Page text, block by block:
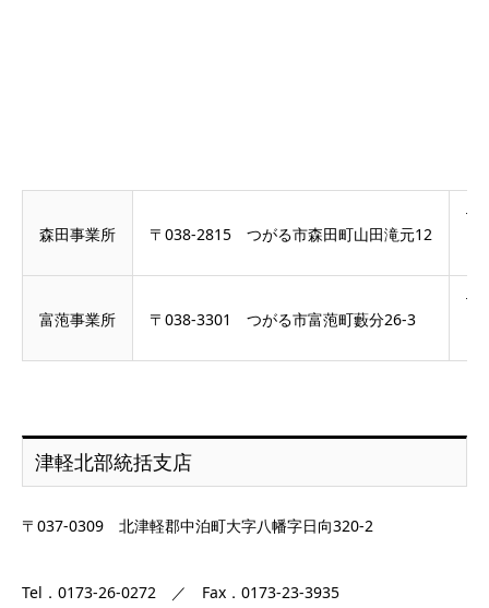
森田事業所 〒038-2815 つがる市森田町山田滝元12
富萢事業所 〒038-3301 つがる市富萢町藪分26-3
津軽北部統括支店
〒037-0309 北津軽郡中泊町大字八幡字日向320-2
Tel．0173-26-0272 ／ Fax．0173-23-3935